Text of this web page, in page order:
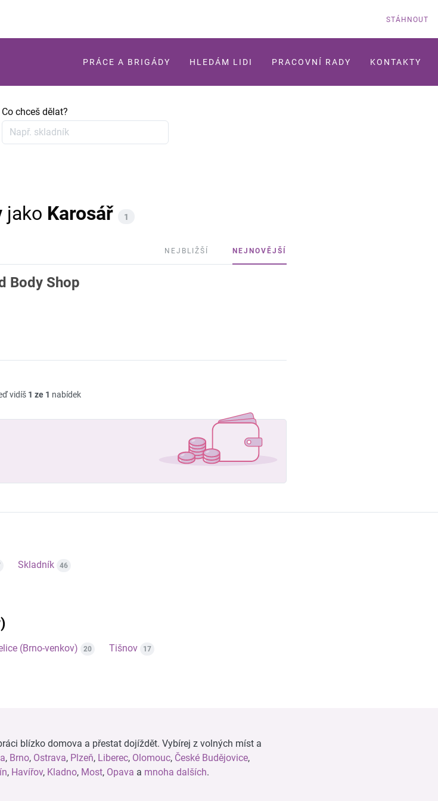
STÁHNOUT
PRÁCE A BRIGÁDY HLEDÁM LIDI PRACOVNÍ RADY KONTAKTY
Co chceš dělat?
jako Karosář 1
NEJBLIŽŠÍ NEJNOVĚJŠÍ
Body Shop
vidíš 1 ze 1 nabídek
Skladník 46
(Brno-venkov) 20 Tišnov 17
blízko domova a přestat dojíždět. Vybírej z volných míst a
, Brno, Ostrava, Plzeň, Liberec, Olomouc, České Budějovice,
, Havířov, Kladno, Most, Opava a mnoha dalších.